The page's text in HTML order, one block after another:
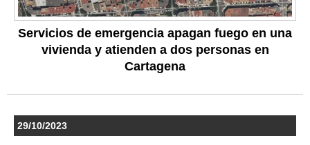
Servicios de emergencia apagan fuego en una
vivienda y atienden a dos personas en
Cartagena
29/10/2023